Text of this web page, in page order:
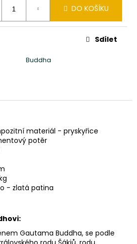
DO KOŠÍKU
Buddha
Sdílet
materiál - pryskyřice
potěr
- zlatá patina
Gautama Buddha, se podle